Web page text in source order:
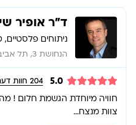
ד”ר אופיר
ניתוחים פלסטיים,
הנחושת 3, תל אביב
5.0
204 חוות
חוויה מיוחדת הגשמת חלום !
צוות מנצח...